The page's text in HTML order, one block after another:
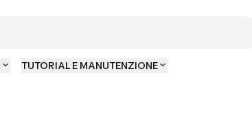
TUTORIAL E MANUTENZIONE